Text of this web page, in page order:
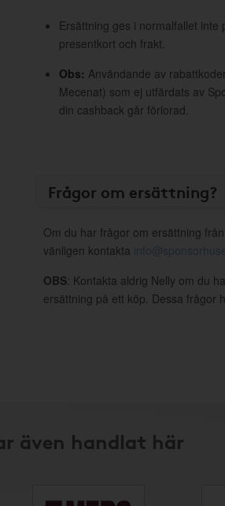
Ersättning ges i normalfallet inte
presentkort och frakt.
Obs: Användande av
Mecenat) som ej utfärdats av
din cashback går förlorad.
Frågor om ersättning?
Om du har frågor om ersättning
vänligen kontakta
OBS: Kontakta aldrig Nelly om du
ersättning på ett köp. Dessa frågor
även handlat här